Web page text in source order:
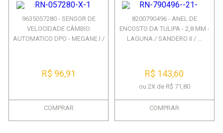
9635057280 - SENSOR DE
VELOCIDADE CÂMBIO
AUTOMATICO DPO - MEGANE I /
R$ 96,91
COMPRAR
8200790496 - ANEL DE
ENCOSTO DA TULIPA - 2,8 MM -
LAGUNA / SANDERO II / ...
R$ 143,60
ou 2X de R$ 71,80
COMPRAR